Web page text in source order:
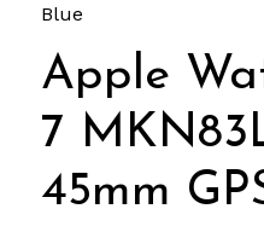
Blue
Apple
7
45mm